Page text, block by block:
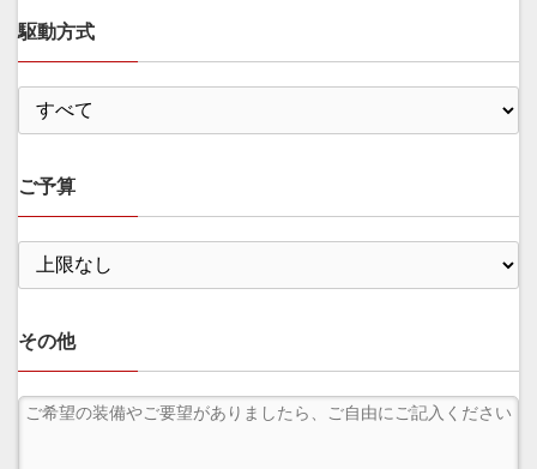
駆動方式
ご予算
その他